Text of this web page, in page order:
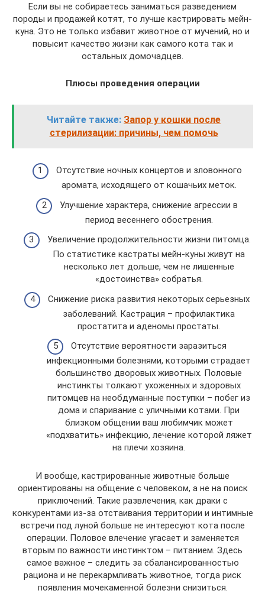
Если вы не собираетесь заниматься разведением
породы и продажей котят, то лучше кастрировать мейн-
куна. Это не только избавит животное от мучений, но и
повысит качество жизни как самого кота так и
остальных домочадцев.
Плюсы проведения операции
Читайте также: Запор у кошки после
стерилизации: причины, чем помочь
Отсутствие ночных концертов и зловонного
аромата, исходящего от кошачьих меток.
Улучшение характера, снижение агрессии в
период весеннего обострения.
Увеличение продолжительности жизни питомца.
По статистике кастраты мейн-куны живут на
несколько лет дольше, чем не лишенные
«достоинства» собратья.
Снижение риска развития некоторых серьезных
заболеваний. Кастрация – профилактика
простатита и аденомы простаты.
Отсутствие вероятности заразиться
инфекционными болезнями, которыми страдает
большинство дворовых животных. Половые
инстинкты толкают ухоженных и здоровых
питомцев на необдуманные поступки – побег из
дома и спаривание с уличными котами. При
близком общении ваш любимчик может
«подхватить» инфекцию, лечение которой ляжет
на плечи хозяина.
И вообще, кастрированные животные больше
ориентированы на общение с человеком, а не на поиск
приключений. Такие развлечения, как драки с
конкурентами из-за отстаивания территории и интимные
встречи под луной больше не интересуют кота после
операции. Половое влечение угасает и заменяется
вторым по важности инстинктом – питанием. Здесь
самое важное – следить за сбалансированностью
рациона и не перекармливать животное, тогда риск
появления мочекаменной болезни снизиться.